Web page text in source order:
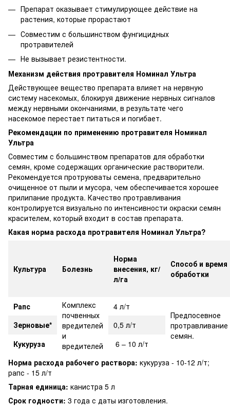
Препарат оказывает стимулирующее действие на
растения, которые прорастают
Совместим с большинством фунгицидных
протравителей
Не вызывает резистентности.
Механизм действия протравителя Номинал Ультра
Действующее вещество препарата влияет на нервную
систему насекомых, блокируя движение нервных сигналов
между нервными окончаниями, в результате чего
насекомое перестает питаться и погибает.
Рекомендации по применению протравителя Номинал
Ультра
Совместим с большинством препаратов для обработки
семян, кроме содержащих органические растворители.
Рекомендуется протруюваты семена, предварительно
очищенное от пыли и мусора, чем обеспечивается хорошее
прилипание продукта. Качество протравливания
контролируется визуально по интенсивности окраски семян
красителем, который входит в состав препарата.
Какая норма расхода протравителя Номинал Ультра?
Культура Болезнь
Норма
внесения, кг/
л/га
Способ и время
обработки
Рапс
Комплекс
почвенных
вредителей
и
вредителей
4 л/т
Предпосевное
протравливание
семян.
Зерновые*
0,5 л/т
Кукуруза
6 – 10 л/т
Норма расхода рабочего раствора: кукуруза - 10-12 л/т;
рапс - 15 л/т
Тарная единица: канистра 5 л
Срок годности: 3 года с даты изготовления.